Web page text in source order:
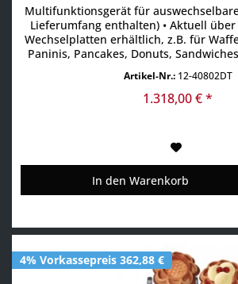
Multifunktionsgerät für
Lieferumfang enthalten) • Aktuell
Wechselplatten erhältlich, z.B. für
Paninis, Pancakes, Donuts,
Min/Sek • Ein Signalton am Ende der
gewährleistet beständige
Artikel-Nr.:12-40802DT
1.318,00 € *
In den Warenkorb
4% Vorkassepreis 362,88 €